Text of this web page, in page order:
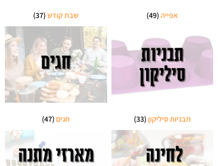
אפייה(49) שבת קודש(37)
תבניות סיליקון (33) חגים (47)